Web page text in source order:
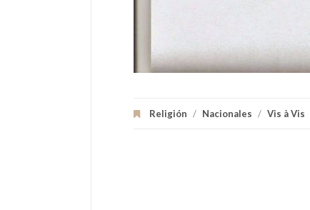
Religión / Nacionales / Vis à Vis